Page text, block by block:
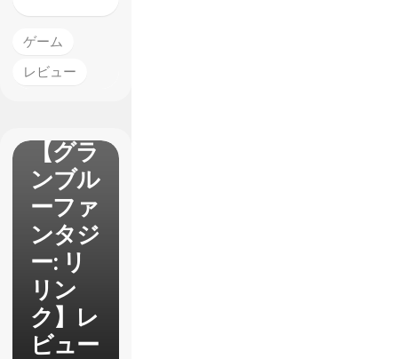
ゲーム
レビュー
【グラ
ンブル
ーファ
ンタジ
ー: リ
リン
ク】レ
ビュー